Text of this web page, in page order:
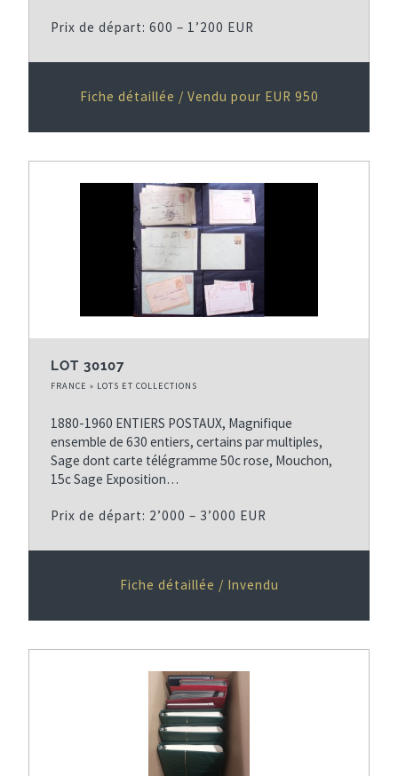
Prix de départ: 600 – 1’200 EUR
Fiche détaillée / Vendu pour EUR 950
LOT 30107
FRANCE » LOTS ET COLLECTIONS
1880-1960 ENTIERS POSTAUX, Magnifique
ensemble de 630 entiers, certains par multiples,
Sage dont carte télégramme 50c rose, Mouchon,
15c Sage Exposition…
Prix de départ: 2’000 – 3’000 EUR
Fiche détaillée / Invendu